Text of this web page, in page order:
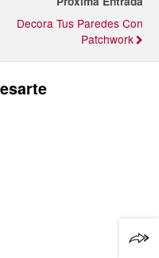
Decora Tus Paredes Con
Patchwork